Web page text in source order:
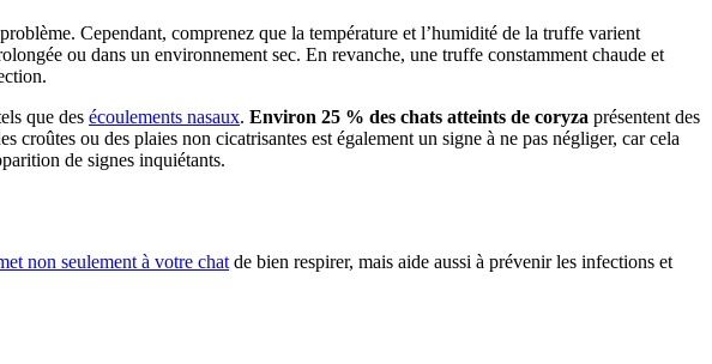
Cependant, comprenez que la température et l’humidité de la truffe varient
ou dans un environnement sec. En revanche, une truffe constamment chaude et
que des écoulements nasaux. Environ 25 % des chats atteints de coryza présentent des
ou des plaies non cicatrisantes est également un signe à ne pas négliger, car cela
de signes inquiétants.
non seulement à votre chat de bien respirer, mais aide aussi à prévenir les infections et